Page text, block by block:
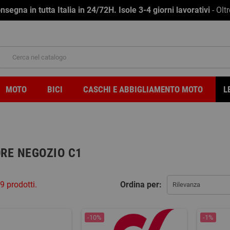
in tutta Italia in 24/72H. Isole 3-4 giorni lavorativi -
MOTO BICI CASCHI E ABBIGLIAMENTO MOTO
NEGOZIO C1
Ordina per: Rilevanza
prodotti.
-10% -1%